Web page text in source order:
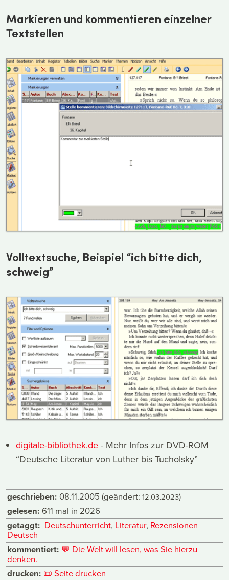
Markieren und kommentieren einzelner
Textstellen
Volltextsuche, Beispiel “ich bitte dich,
schweig”
digitale-bibliothek.de - Mehr Infos zur DVD-ROM
“Deutsche Literatur von Luther bis Tucholsky”
geschrieben: 08.11.2005 (geändert: 12.03.2023)
gelesen: 611 mal in 2026
getaggt: Deutschunterricht, Literatur, Rezensionen
Deutsch
kommentiert: 💬 Die Welt will lesen, was Sie hierzu
denken.
drucken: 📜 Seite drucken